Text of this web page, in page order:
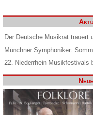
Der Deutsche Musikrat trauert
Münchner Symphoniker:
22. Niederrhein Musikfestivals